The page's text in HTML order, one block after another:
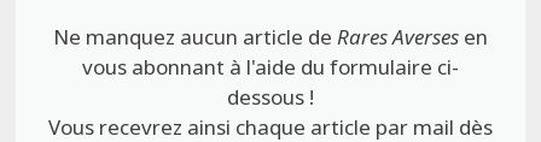
Ne manquez aucun article de Rares Aversesen
vous abonnant à l'aide du formulaire ci-
dessous !
Vous recevrez ainsi chaque article par mail dès